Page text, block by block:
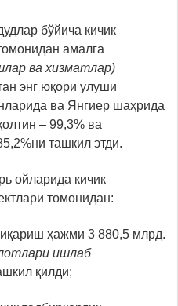
бўйича кичик
амалга
ва хизматлар)
энг юқори улуши
ва Янгиер шаҳрида
– 99,3% ва
ташкил этди.
ойларида кичик
томонидан:
ҳажми 3 880,5 млрд.
ишлаб
қилди;